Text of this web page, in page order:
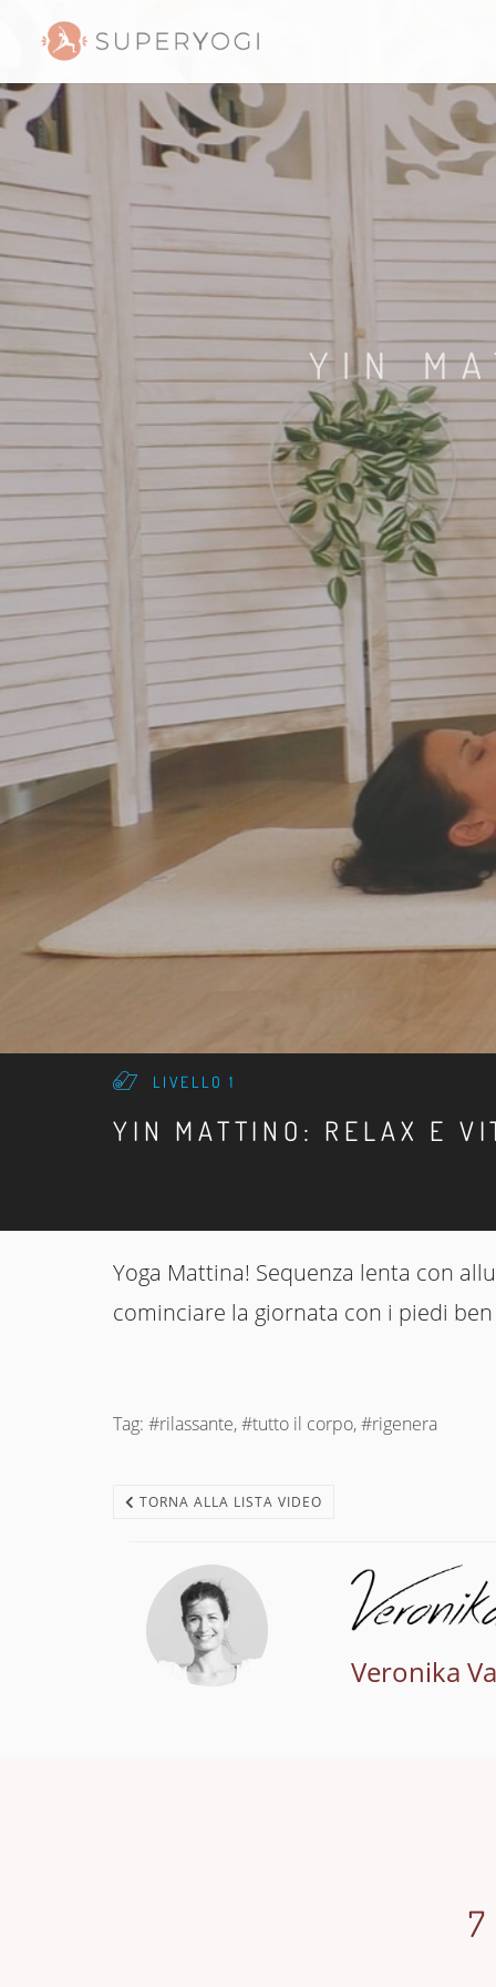
YIN
LIVELLO 1
YIN MATTINO: RELAX E
Yoga Mattina! Sequenza lenta con
cominciare la giornata con i piedi
Tag: #rilassante, #tutto il corpo, #rigenera
TORNA ALLA LISTA VIDEO
Veronika